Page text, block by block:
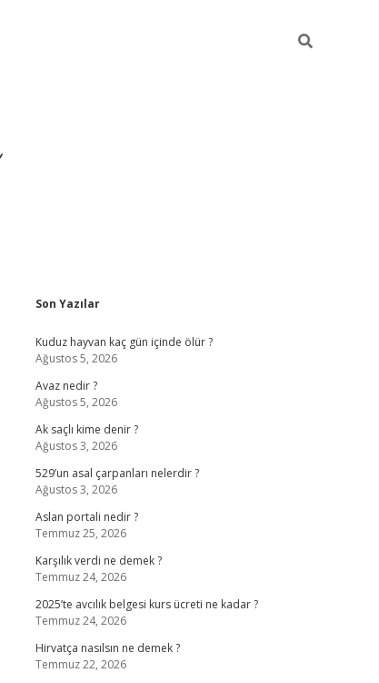
Sidebar
Son Yazılar
Kuduz hayvan kaç gün içinde ölür ?
Ağustos 5, 2026
Avaz nedir ?
Ağustos 5, 2026
Ak saçlı kime denir ?
Ağustos 3, 2026
529’un asal çarpanları nelerdir ?
Ağustos 3, 2026
Aslan portali nedir ?
Temmuz 25, 2026
Karşılık verdi ne demek ?
Temmuz 24, 2026
2025’te avcılık belgesi kurs ücreti ne kadar ?
Temmuz 24, 2026
Hirvatça nasılsın ne demek ?
Temmuz 22, 2026